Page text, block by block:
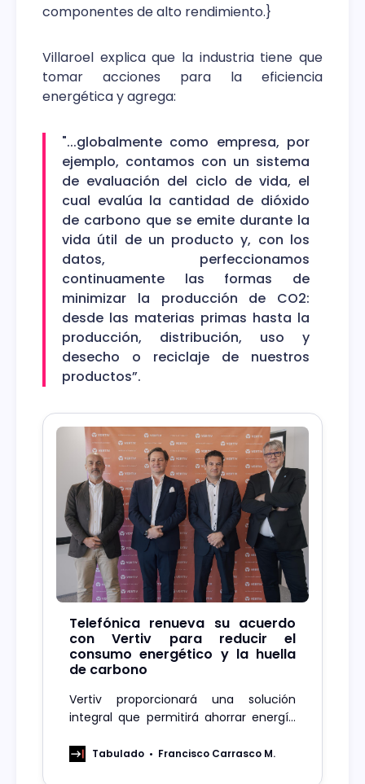
componentes de alto rendimiento.}
Villaroel explica que la industria tiene que
tomar acciones para la eficiencia
energética y agrega:
"...globalmente como empresa, por
ejemplo, contamos con un sistema
de evaluación del ciclo de vida, el
cual evalúa la cantidad de dióxido
de carbono que se emite durante la
vida útil de un producto y, con los
datos, perfeccionamos
continuamente las formas de
minimizar la producción de CO2:
desde las materias primas hasta la
producción, distribución, uso y
desecho o reciclaje de nuestros
productos”.
Telefónica renueva su acuerdo
con Vertiv para reducir el
consumo energético y la huella
de carbono
Vertiv proporcionará una solución
integral que permitirá ahorrar energía
troncal y Edge de Telefónica.
Tabulado Francisco Carrasco M.